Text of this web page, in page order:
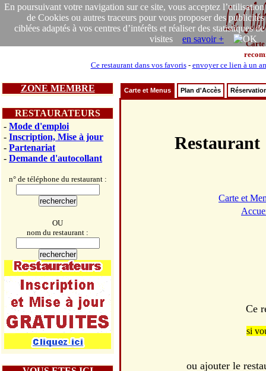
En poursuivant votre navigation sur ce site, vous acceptez l’utilisation
de Cookies ou autres traceurs pour vous proposer des publicités
ciblées adaptés à vos centres d’intérêts et réaliser des statistiques de
visites en savoir +
Carte
Ce restaurant dans vos favoris- envoyer ce lien à un
ZONE MEMBRE
RESTAURATEURS
- Mode d'emploi
- Inscription, Mise à jour
- Partenariat
- Demande d'autocollant
n° de téléphone du restaurant :
OU
nom du restaurant :
Carte et Menus Plan d'Accès
Carte et
Ce
si
ou ajouter le